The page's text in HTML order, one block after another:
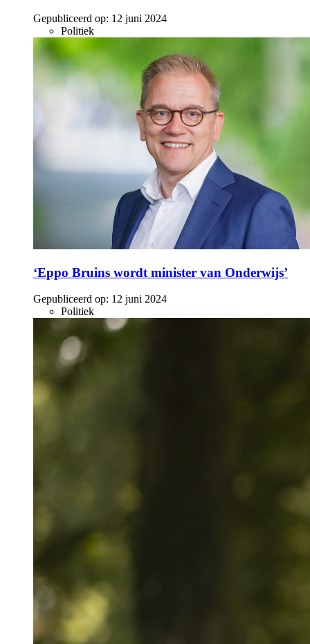
Gepubliceerd op: 12 juni 2024
Politiek
‘Eppo Bruins wordt minister van Onderwijs’
Gepubliceerd op: 12 juni 2024
Politiek